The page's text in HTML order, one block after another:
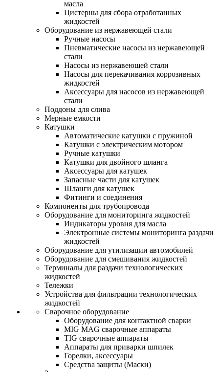
масла
Цистерны для сбора отработанных
жидкостей
Оборудование из нержавеющей стали
Ручные насосы
Пневматические насосы из нержавеющей
стали
Насосы из нержавеющей стали
Насосы для перекачивания коррозивных
жидкостей
Аксессуары для насосов из нержавеющей
стали
Поддоны для слива
Мерные емкости
Катушки
Автоматические катушки с пружиной
Катушки с электрическим мотором
Ручные катушки
Катушки для двойного шланга
Аксессуары для катушек
Запасные части для катушек
Шланги для катушек
Фитинги и соединения
Компоненты для трубопровода
Оборудование для мониторинга жидкостей
Индикаторы уровня для масла
Электронные системы мониторинга раздачи
жидкостей
Оборудование для утилизации автомобилей
Оборудование для смешивания жидкостей
Терминалы для раздачи технологических
жидкостей
Тележки
Устройства для фильтрации технологических
жидкостей
Сварочное оборудование
Оборудование для контактной сварки
MIG MAG сварочные аппараты
TIG сварочные аппараты
Аппараты для приварки шпилек
Горелки, аксессуары
Средства защиты (Маски)